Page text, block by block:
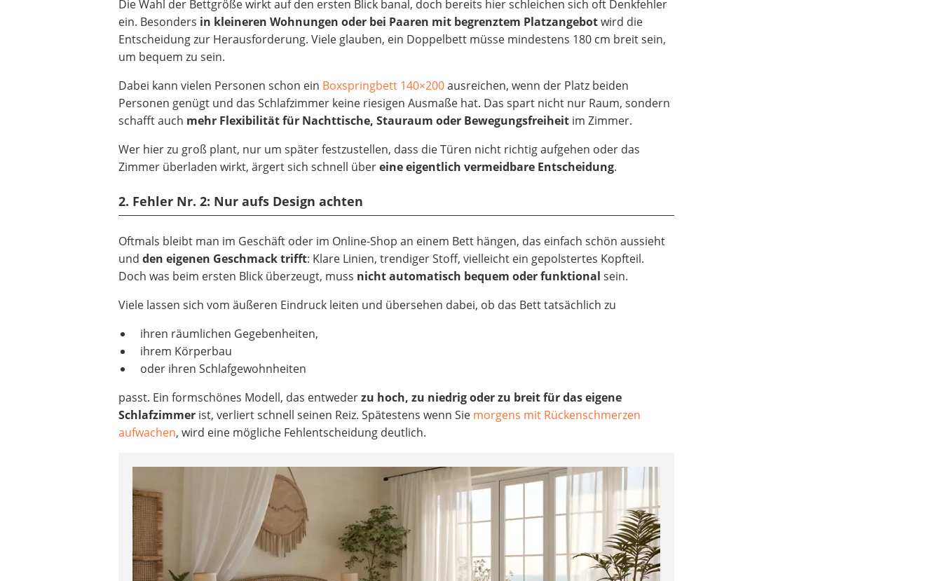
Die Wahl der Bettgröße wirkt auf den ersten Blick banal, doch bereits hier schleichen sich oft Denkfehler
ein. Besonders in kleineren Wohnungen oder bei Paaren mit begrenztem Platzangebotwird die
Entscheidung zur Herausforderung. Viele glauben, ein Doppelbett müsse mindestens 180 cm breit sein,
um bequem zu sein.
Dabei kann vielen Personen schon ein Boxspringbett 140×200ausreichen, wenn der Platz beiden
Personen genügt und das Schlafzimmer keine riesigen Ausmaße hat. Das spart nicht nur Raum, sondern
schafft auch mehr Flexibilität für Nachttische, Stauraum oder Bewegungsfreiheit im Zimmer.
Wer hier zu groß plant, nur um später festzustellen, dass die Türen nicht richtig aufgehen oder das
Zimmer überladen wirkt, ärgert sich schnell übereine eigentlich vermeidbare Entscheidung.
2. Fehler Nr. 2: Nur aufs Design achten
Oftmals bleibt man im Geschäft oder im Online-Shop an einem Bett hängen, das einfach schön aussieht
undden eigenen Geschmack trifft: Klare Linien, trendiger Stoff, vielleicht ein gepolstertes Kopfteil.
Doch was beim ersten Blick überzeugt, muss nicht automatisch bequem oder funktional sein.
Viele lassen sich vom äußeren Eindruck leiten und übersehen dabei, ob das Bett tatsächlich zu
ihren räumlichen Gegebenheiten,
ihrem Körperbau
oder ihren Schlafgewohnheiten
passt. Ein formschönes Modell, das entwederzu hoch, zu niedrig oder zu breit für das eigene
Schlafzimmer ist, verliert schnell seinen Reiz. Spätestens wenn Sie morgens mit Rückenschmerzen
aufwachen, wird eine mögliche Fehlentscheidung deutlich.